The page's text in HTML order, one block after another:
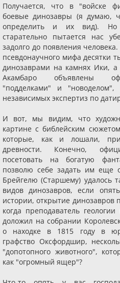
Получается, что в "войске
боевые динозавры (я думаю,
определить и их вид). Но
старательно пытается нас
задолго до появления
псевдонаучного мифа десятки
динозаврами на камнях Ики, а
Акамбаро объявлены
"подделками" и
независимых экспертиз по
И вот, мы видим, что
картине с библейским
которые, как и лошали,
древности. Конечно,
посетовать на богатую
позволю себе задать им еще
Брейгелю (Старшему) удалось
видов динозавров, если
истории, открытие динозавров
когда преподаватель
доложил на собрании
о находке в 1815 году в
графство Оксфордшир,
"допотопного животного",
как "огромный ящер"?